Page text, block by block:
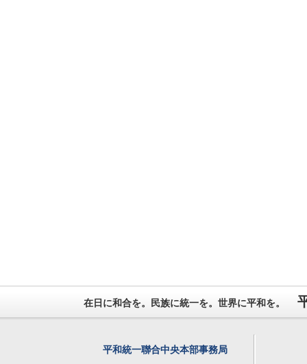
在日に和合を。民族に統一を。世界に平和を。
平和統一聯合中央本部事務局